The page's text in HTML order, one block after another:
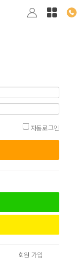
자동로그인
회원 가입